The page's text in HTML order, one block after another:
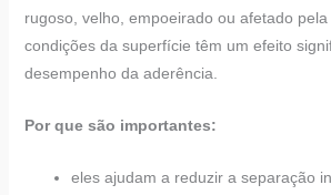
rugoso, velho, empoeirado ou afetado
condições da superfície têm um efeito
desempenho da aderência.
Por que são importantes:
eles ajudam a reduzir a separação